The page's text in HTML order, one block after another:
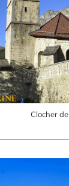
Clocher